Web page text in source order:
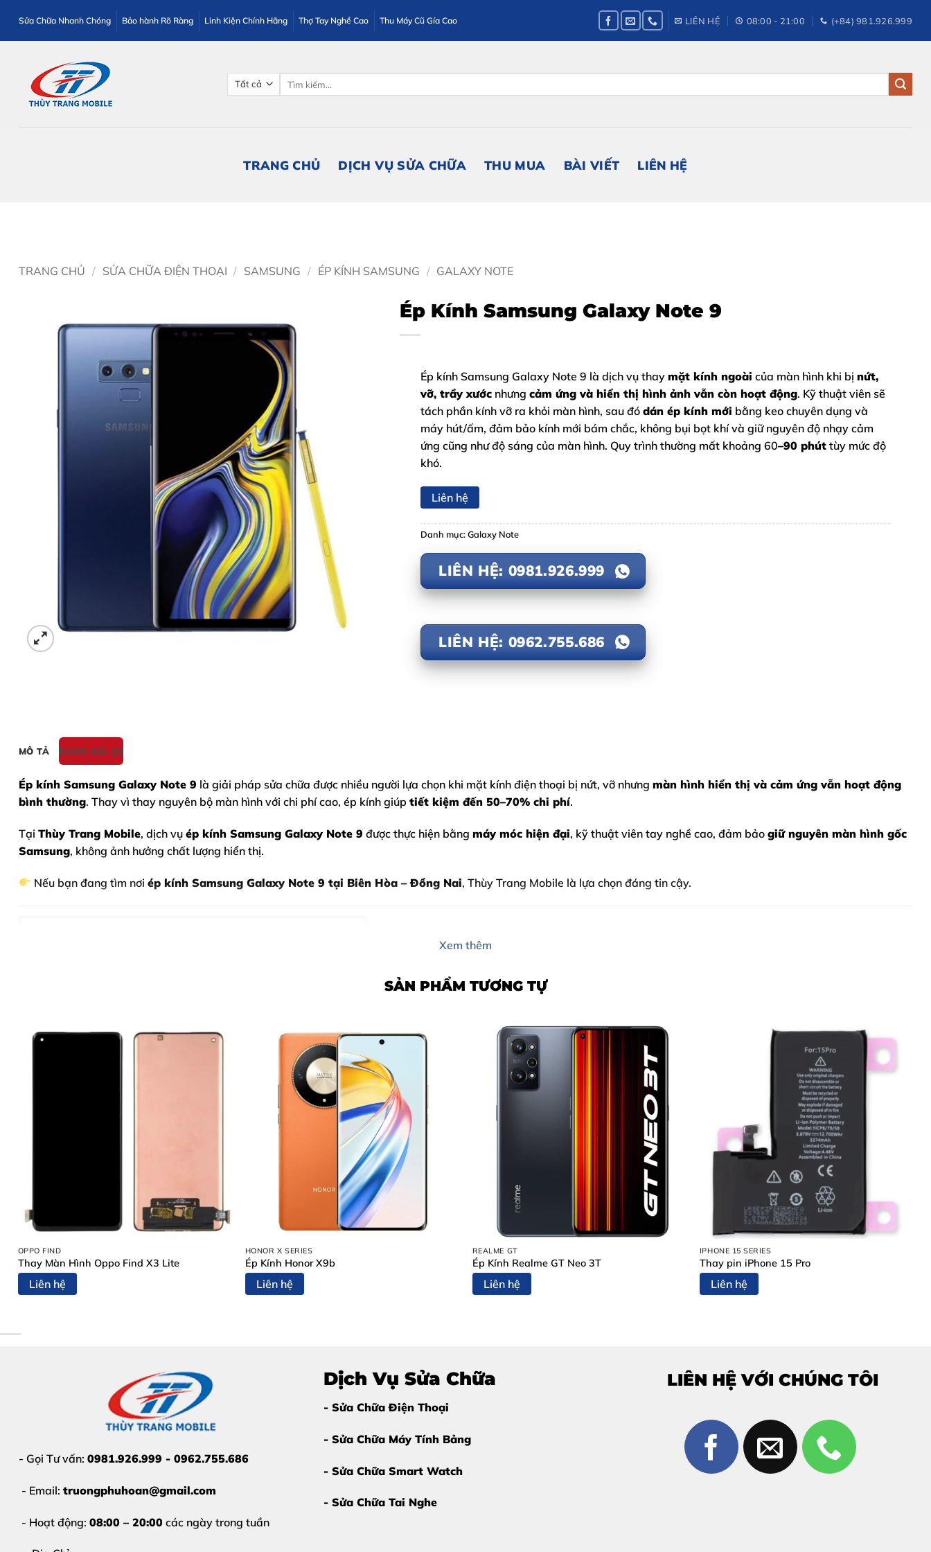
qua
nội
Sửa Chữa Nhanh Chóng Bảo hành Rõ Ràng Linh Kiện Chính Hãng Thợ Tay Nghề Cao Thu Máy Cũ Gía Cao LIÊN HỆ 08:00 - 21:00 (+84) 981.926.999
TRANG CHỦ DỊCH VỤ SỬA CHỮA THU MUA BÀI VIẾT LIÊN HỆ
TRANG CHỦ / SỬA CHỮA ĐIỆN THOẠI / SAMSUNG / ÉP KÍNH SAMSUNG / GALAXY NOTE
Ép Kính Samsung Galaxy Note 9
Ép kính Samsung Galaxy Note 9 là dịch vụ thay mặt kính ngoài của màn hình khi bị nứt,
vỡ, trầy xước nhưng cảm ứng và hiển thị hình ảnh vẫn còn hoạt động. Kỹ thuật viên sẽ
tách phần kính vỡ ra khỏi màn hình, sau đó dán ép kính mới bằng keo chuyên dụng và
máy hút/ấm, đảm bảo kính mới bám chắc, không bụi bọt khí và giữ nguyên độ nhạy cảm
ứng cũng như độ sáng của màn hình. Quy trình thường mất khoảng 60–90 phút tùy mức độ
khó.
Liên hệ
Danh mục:Galaxy Note
LIÊN HỆ: 0981.926.999
LIÊN HỆ: 0962.755.686
MÔ TẢ ĐÁNH GIÁ (0)
Ép kính Samsung Galaxy Note 9 là giải pháp sửa chữa được nhiều người lựa chọn khi mặt kính điện thoại bị nứt, vỡ nhưng màn hình hiển thị và cảm ứng vẫn hoạt động
bình thường. Thay vì thay nguyên bộ màn hình với chi phí cao, ép kính giúp tiết kiệm đến 50–70% chi phí.
Tại Thùy Trang Mobile, dịch vụ ép kính Samsung Galaxy Note 9 được thực hiện bằng máy móc hiện đại, kỹ thuật viên tay nghề cao, đảm bảo giữ nguyên màn hình gốc
Samsung, không ảnh hưởng chất lượng hiển thị.
Nếu bạn đang tìm nơiép kính Samsung Galaxy Note 9 tại Biên Hòa – Đồng Nai, Thùy Trang Mobile là lựa chọn đáng tin cậy.
Bước 2: Lập Phiếu Tiếp Nhận Và Chẩn Đoán Chi Tiết
Bước 3: Thông Báo Kết Quả Chẩn Đoán Và Báo Giá Chính Thức
Cam Kết Khi Ép Kính Samsung Galaxy Note 9 Tại Thùy Trang Mobile
Một Số Dịch Vụ Sửa Chữa Khác Tại Thùy Trang Mobile
Liên Hệ Ép Kính Samsung Galaxy Note 9 Tại Thùy Trang Mobile
Dấu Hiệu Cho Thấy Cần Ép Kính Samsung Galaxy Note 9
ngay khi gặp các dấu hiệu sau:
Mặt kính bị nứt, vỡ, trầy xước nhiều
Cảm ứng
vẫn nhạy, không loạn, không liệt
Màn hình hiển thị
không sọc, không chảy mực
Kính bong keo, hở viền, dễ bám bụi
Vì Sao Nên Ép Kính Samsung Galaxy Note 9 Tại Thùy Trang Mobile?
Thùy Trang Mobile là địa chỉ chuyênép kính Samsung Galaxy Note 9
Giữ nguyên màn hình zin Samsung
Thời gian ép kính nhanh,lấy liền trong ngày
Xem thêm
SẢN PHẨM TƯƠNG TỰ
OPPO FIND
Thay Màn Hình Oppo Find X3 Lite
Liên hệ
HONOR X SERIES
Ép Kính Honor X9b
Liên hệ
REALME GT
Ép Kính Realme GT Neo 3T
Liên hệ
IPHONE 15 SERIES
Thay pin iPhone 15 Pro
Liên hệ
- Gọi Tư vấn: 0981.926.999 - 0962.755.686
- Email: truongphuhoan@gmail.com
- Hoạt động: 08:00 – 20:00 các ngày trong tuần
Dịch Vụ Sửa Chữa
- Sửa Chữa Điện Thoại
- Sửa Chữa Máy Tính Bảng
- Sửa Chữa Smart Watch
- Sửa Chữa Tai Nghe
LIÊN HỆ VỚI CHÚNG TÔI